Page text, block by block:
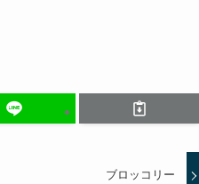
ブロッコリー